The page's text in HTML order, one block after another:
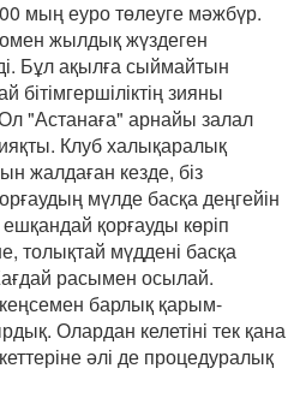
мың еуро төлеуге мәжбүр.
жылдық жүздеген
Бұл ақылға сыймайтын
зияны
"Астанаға" арнайы залал
Клуб халықаралық
жалдаған кезде, біз
мүлде басқа деңгейін
ешқандай қорғауды көріп
толықтай мүддені басқа
расымен осылай.
барлық қарым-
Олардан келетіні тек қана
әлі де процедуралық